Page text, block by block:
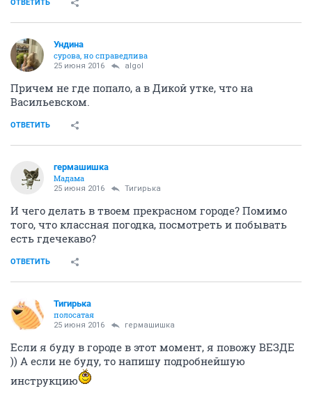
ОТВЕТИТЬ
Ундинa
сурова, но справедлива
25 июня 2016 аlgоl
Причем не где попало, а в Дикой утке, что на
Васильевском.
ОТВЕТИТЬ
гермашишка
Мадама
25 июня 2016 Тигирька
И чего делать в твоем прекрасном городе? Помимо
того, что классная погодка, посмотреть и побывать
есть гдечекаво?
ОТВЕТИТЬ
Тигирька
полосатая
25 июня 2016 гермашишка
Если я буду в городе в этот момент, я повожу ВЕЗДЕ
)) А если не буду, то напишу подробнейшую
инструкцию